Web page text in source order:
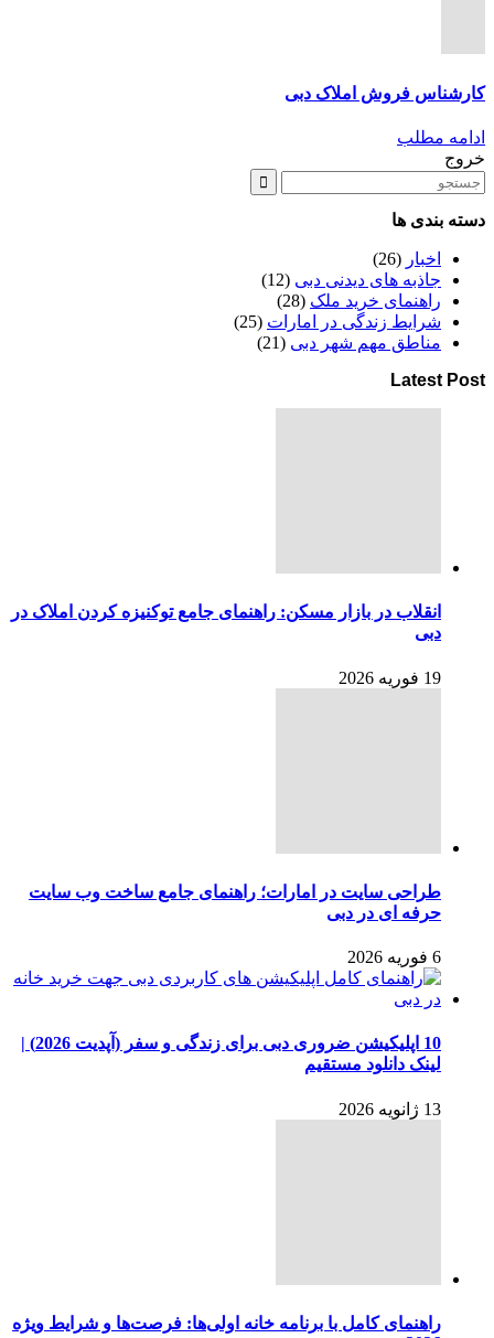
کارشناس فروش املاک دبی
ادامه مطلب
خروج
دسته بندی ها
اخبار (26)
جاذبه های دیدنی دبی (12)
راهنمای خرید ملک (28)
شرایط زندگی در امارات (25)
مناطق مهم شهر دبی (21)
Latest Post
انقلاب در بازار مسکن: راهنمای جامع توکنیزه کردن املاک در
دبی
19 فوریه 2026
طراحی سایت در امارات؛ راهنمای جامع ساخت وب سایت
حرفه ای در دبی
6 فوریه 2026
10 اپلیکیشن ضروری دبی برای زندگی و سفر (آپدیت 2026) |
لینک دانلود مستقیم
13 ژانویه 2026
راهنمای کامل با برنامه خانه اولی‌ها: فرصت‌ها و شرایط ویژه